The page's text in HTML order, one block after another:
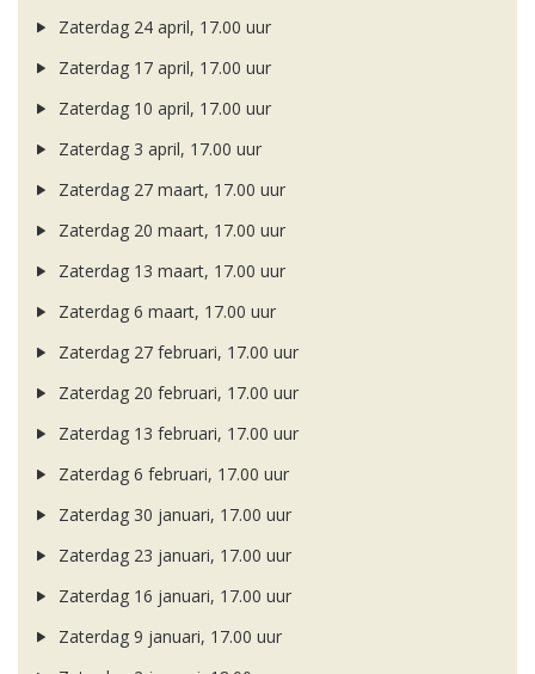
Zaterdag 24 april, 17.00 uur
Zaterdag 17 april, 17.00 uur
Zaterdag 10 april, 17.00 uur
Zaterdag 3 april, 17.00 uur
Zaterdag 27 maart, 17.00 uur
Zaterdag 20 maart, 17.00 uur
Zaterdag 13 maart, 17.00 uur
Zaterdag 6 maart, 17.00 uur
Zaterdag 27 februari, 17.00 uur
Zaterdag 20 februari, 17.00 uur
Zaterdag 13 februari, 17.00 uur
Zaterdag 6 februari, 17.00 uur
Zaterdag 30 januari, 17.00 uur
Zaterdag 23 januari, 17.00 uur
Zaterdag 16 januari, 17.00 uur
Zaterdag 9 januari, 17.00 uur